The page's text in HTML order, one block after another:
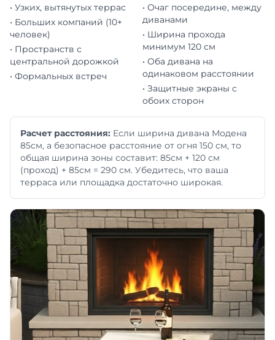
• Узких, вытянутых террас
• Больших компаний (10+
человек)
• Пространств с
центральной дорожкой
• Формальных встреч
• Очаг посередине, между
диванами
• Ширина прохода
минимум 120 см
• Оба дивана на
одинаковом расстоянии
• Защитные экраны с
обоих сторон
Расчет расстояния: Если ширина дивана Модена
85см, а безопасное расстояние от огня 150 см, то
общая ширина зоны составит: 85см + 120 см
(проход) + 85см = 290 см. Убедитесь, что ваша
терраса или площадка достаточно широкая.